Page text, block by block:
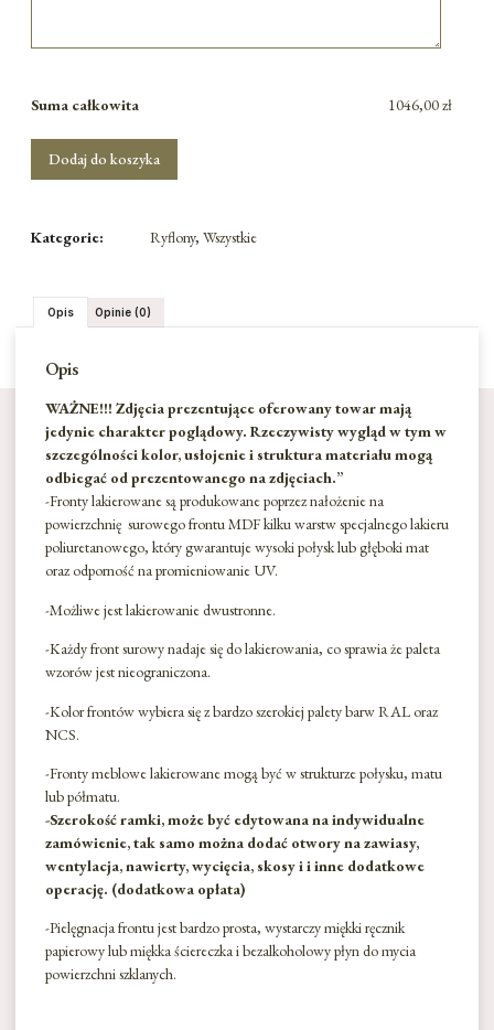
Suma całkowita 1046,00 zł
Dodaj do koszyka
Kategorie: Ryflony, Wszystkie
Opis Opinie (0)
Opis
WAŻNE!!! Zdjęcia prezentujące oferowany towar mają
jedynie charakter poglądowy. Rzeczywisty wygląd w tym w
szczególności kolor, usłojenie i struktura materiału mogą
odbiegać od prezentowanego na zdjęciach.”
-Fronty lakierowane są produkowane poprzez nałożenie na
powierzchnię surowego frontu MDF kilku warstw specjalnego lakieru
poliuretanowego, który gwarantuje wysoki połysk lub głęboki mat
oraz odporność na promieniowanie UV.
-Możliwe jest lakierowanie dwustronne.
-Każdy front surowy nadaje się do lakierowania, co sprawia że paleta
wzorów jest nieograniczona.
-Kolor frontów wybiera się z bardzo szerokiej palety barw RAL oraz
NCS.
-Fronty meblowe lakierowane mogą być w strukturze połysku, matu
lub półmatu.
-Szerokość ramki, może być edytowana na indywidualne
zamówienie, tak samo można dodać otwory na zawiasy,
wentylacja, nawierty, wycięcia, skosy i i inne dodatkowe
operację. (dodatkowa opłata)
-Pielęgnacja frontu jest bardzo prosta, wystarczy miękki ręcznik
papierowy lub miękka ściereczka i bezalkoholowy płyn do mycia
powierzchni szklanych.